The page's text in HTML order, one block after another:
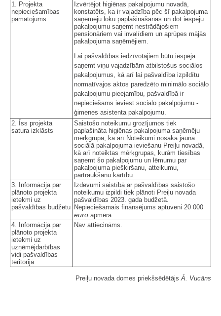
1. Projekta
nepieciešamības
pamatojums
Izvērtējot higiēnas pakalpojumu novadā,
konstatēts, ka ir vajadzība pēc šī pakalpojuma
saņēmēju loku paplašināšanas un dot iespēju
pakalpojumu saņemt nestrādājošiem
pensionāriem vai invalīdiem un aprūpes mājās
pakalpojuma saņēmējiem.
Lai pašvaldības iedzīvotājiem būtu iespēja
saņemt viņu vajadzībām atbilstošus sociālos
pakalpojumus, kā arī lai pašvaldība izpildītu
normatīvajos aktos paredzēto minimālo sociālo
pakalpojumu pieejamību, pašvaldībā ir
nepieciešams ieviest sociālo pakalpojumu -
ģimenes asistenta pakalpojumu.
2. Īss projekta
satura izklāsts
Saistošo noteikumu grozījumos tiek
paplašināta higiēnas pakalpojuma saņēmēju
mērķgrupa, kā arī Noteikumi nosaka jauna
sociālā pakalpojuma ieviešanu Preiļu novadā,
kā arī noteiktas mērķgrupas, kurām tiesības
saņemt šo pakalpojumu un lēmumu par
pakalpojuma pieškiršanu, atteikumu,
pārtraukšanu kārtību.
3. Informācija par
plānoto projekta
ietekmi uz
pašvaldības budžetu
Izdevumi saistībā ar pašvaldības saistošo
noteikumu izpildi tiek plānoti Preiļu novada
pašvaldības 2023. gada budžetā.
Nepieciešamais finansējums aptuveni 20 000
euro apmērā.
4. Informācija par
plānoto projekta
ietekmi uz
uzņēmējdarbības
vidi pašvaldības
teritorijā
Nav attiecināms.
Preiļu novada domes priekšsēdētājsĀ. Vucāns